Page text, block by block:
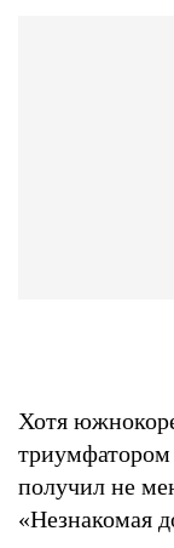
Хотя
получил не
«Незнакомая